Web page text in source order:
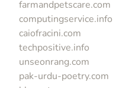
farmandpetscare.com
computingservice.info
caiofracini.com
techpositive.info
unseonrang.com
pak-urdu-poetry.com